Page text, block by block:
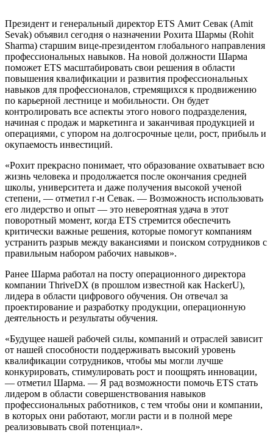
Президент и генеральный директор ETS Амит Севак (Amit
Sevak) объявил сегодня о назначении Рохита Шармы (Rohit
Sharma) старшим вице-президентом глобального направления
профессиональных навыков. На новой должности Шарма
поможет ETS масштабировать свои решения в области
повышения квалификации и развития профессиональных
навыков для профессионалов, стремящихся к продвижению
по карьерной лестнице и мобильности. Он будет
контролировать все аспекты этого нового подразделения,
начиная с продаж и маркетинга и заканчивая продукцией и
операциями, с упором на долгосрочные цели, рост, прибыль и
окупаемость инвестиций.
«Рохит прекрасно понимает, что образование охватывает всю
жизнь человека и продолжается после окончания средней
школы, университета и даже получения высокой ученой
степени, — отметил г-н Севак. — Возможность использовать
его лидерство и опыт — это невероятная удача в этот
поворотный момент, когда ETS стремится обеспечить
критически важные решения, которые помогут компаниям
устранить разрыв между вакансиями и поиском сотрудников с
правильным набором рабочих навыков».
Ранее Шарма работал на посту операционного директора
компании ThriveDX (в прошлом известной как HackerU),
лидера в области цифрового обучения. Он отвечал за
проектирование и разработку продукции, операционную
деятельность и результаты обучения.
«Будущее нашей рабочей силы, компаний и отраслей зависит
от нашей способности поддерживать высокий уровень
квалификации сотрудников, чтобы мы могли лучше
конкурировать, стимулировать рост и поощрять инновации,
— отметил Шарма. — Я рад возможности помочь ETS стать
лидером в области совершенствования навыков
профессиональных работников, с тем чтобы они и компании,
в которых они работают, могли расти и в полной мере
реализовывать свой потенциал».